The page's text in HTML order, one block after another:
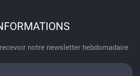
notre newsletter hebdomadaire